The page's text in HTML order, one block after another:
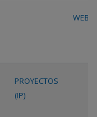
WEB
PROYECTOS
(IP)